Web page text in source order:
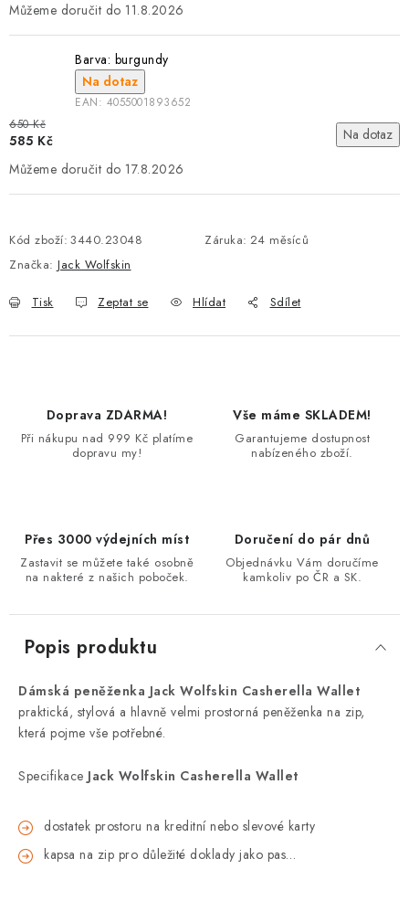
11.8.2026
Barva: burgundy
Na dotaz
EAN: 4055001893652
650 Kč
585 Kč
Na dotaz
17.8.2026
Kód zboží: 3440.23048 Záruka: 24 měsíců
Značka: Jack Wolfskin
Tisk Zeptat se Hlídat Sdílet
Doprava ZDARMA!
Při nákupu nad 999 Kč platíme
dopravu my!
Vše máme SKLADEM!
Garantujeme dostupnost
nabízeného zboží.
Přes 3000 výdejních míst
Zastavit se můžete také osobně
na nakteré z našich poboček.
Doručení do pár dnů
Objednávku Vám doručíme
kamkoliv po ČR a SK.
Popis produktu
Dámská peněženka Jack Wolfskin Casherella Wallet
praktická, stylová a hlavně velmi prostorná peněženka na zip,
která pojme vše potřebné.
Specifikace Jack Wolfskin Casherella Wallet
dostatek prostoru na kreditní nebo slevové karty
kapsa na zip pro důležité doklady jako pas…